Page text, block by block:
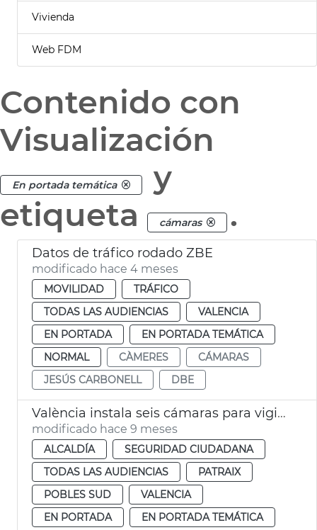
Vivienda
Web FDM
Contenido con
Visualización
En portada temática
y
etiqueta
cámaras .
Datos de tráfico rodado ZBE
modificado hace 4 meses
MOVILIDAD
TRÁFICO
TODAS LAS AUDIENCIAS
VALENCIA
EN PORTADA
EN PORTADA TEMÁTICA
NORMAL
CÀMERES
CÁMARAS
JESÚS CARBONELL
DBE
València instala seis cámaras para vigilar el caudal del Turia
modificado hace 9 meses
ALCALDÍA
SEGURIDAD CIUDADANA
TODAS LAS AUDIENCIAS
PATRAIX
POBLES SUD
VALENCIA
EN PORTADA
EN PORTADA TEMÁTICA